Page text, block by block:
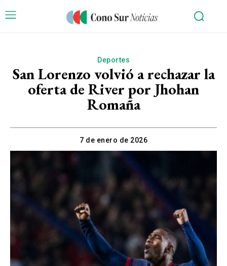
Deportes
San Lorenzo volvió a rechazar la
oferta de River por Jhohan
Romaña
7 de enero de 2026